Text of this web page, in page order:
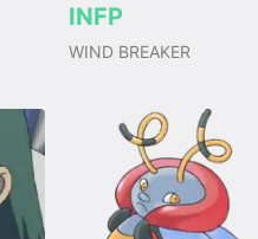
INFP
WIND BREAKER